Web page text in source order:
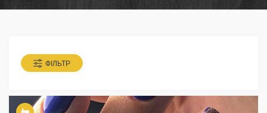
ФІЛЬТР